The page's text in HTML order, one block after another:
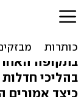
המעסיק
תקבלו
בתקופה
בהליכי חדלות
כיצד אמורים